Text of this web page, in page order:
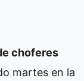
choferes
martes en la